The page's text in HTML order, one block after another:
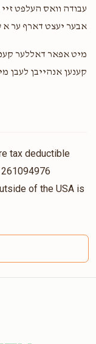
עבודה וואס העלפט
אבער יעצט דארף ער א
מיט אפאר דאללער
קענען אנהייבן לעבן
tax deductible
of the USA is